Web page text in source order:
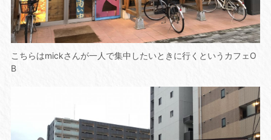
こちらはmickさんが一人で集中したいときに行くというカフェO
B